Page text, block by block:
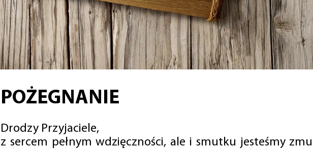
POŻEGNANIE
Drodzy Przyjaciele,
z sercem pełnym wdzięczności, ale i smutku jesteśmy